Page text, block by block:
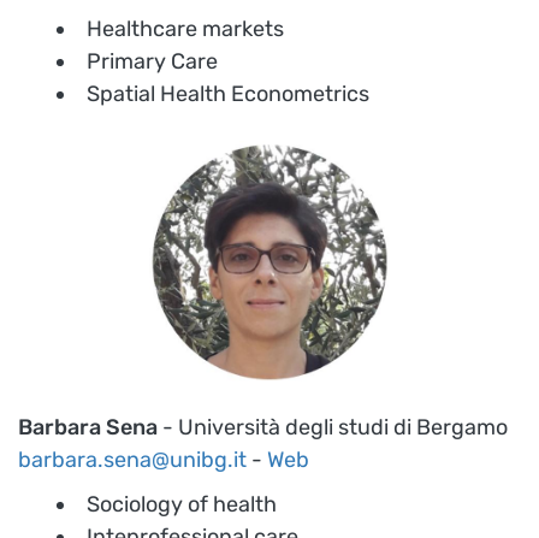
Healthcare markets
Primary Care
Spatial Health Econometrics
Barbara Sena - Università degli studi di Bergamo
barbara.sena@unibg.it - Web
Sociology of health